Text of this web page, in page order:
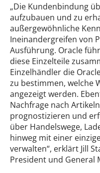
„Die Kundenbindung
aufzubauen und zu
außergewöhnliche
Ineinandergreifen von
Ausführung. Oracle
diese Einzelteile
Einzelhändler die
zu bestimmen, welche
angezeigt werden.
Nachfrage nach
prognostizieren und
über Handelswege,
hinweg mit einer
verwalten“, erklärt Jill
President und General